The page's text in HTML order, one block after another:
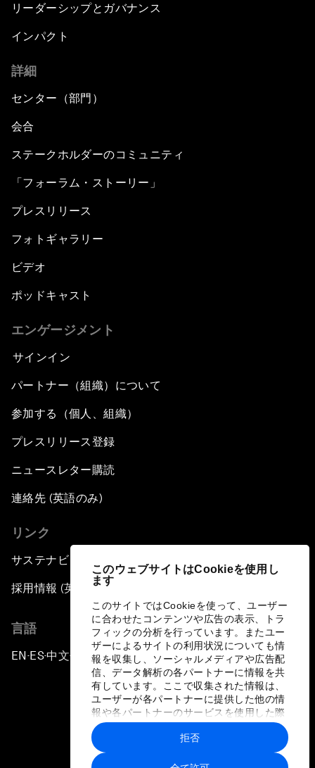
このウェブサイトはCookieを使用し
ます
このサイトではCookieを使って、ユーザー
に合わせたコンテンツや広告の表示、トラ
フィックの分析を行っています。またユー
ザーによるサイトの利用状況についても情
報を収集し、ソーシャルメディアや広告配
信、データ解析の各パートナーに情報を共
有しています。ここで収集された情報は、
ユーザーが各パートナーに提供した他の情
報や各パートナーのサービスを使用した際
に収集された情報と組み合わされ、各パー
トナーによって使用されることがありま
す。
拒否
リーダーシップとガバナンス
インパクト
詳細
センター（部門）
会合
ステークホルダーのコミュニティ
「フォーラム・ストーリー」
プレスリリース
フォトギャラリー
ビデオ
ポッドキャスト
エンゲージメント
サインイン
パートナー（組織）について
参加する（個人、組織）
プレスリリース登録
ニュースレター購読
連絡先 (英語のみ)
リンク
サステナビリティへの取り組み
採用情報 (英語のみ)
言語
EN ▪ES▪中文▪ 日本語
プライバシーポリシーと利用規約